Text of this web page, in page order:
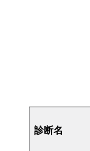
診断名